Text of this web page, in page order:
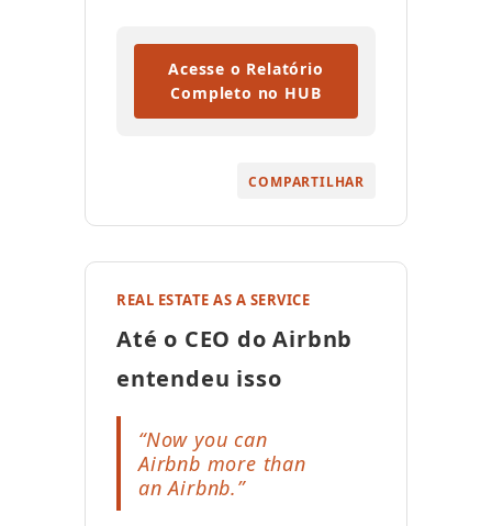
Acesse o Relatório
Completo no HUB
COMPARTILHAR
REAL ESTATE AS A SERVICE
Até o CEO do Airbnb
entendeu isso
“Now you can
Airbnb more than
an Airbnb.”